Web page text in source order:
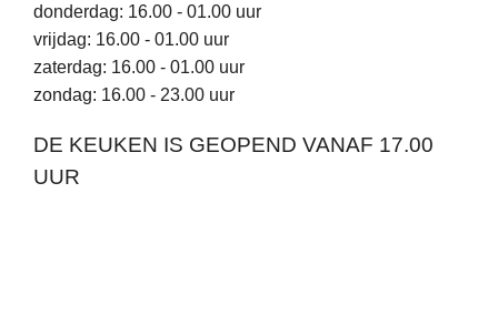
donderdag: 16.00 - 01.00 uur
vrijdag: 16.00 - 01.00 uur
zaterdag: 16.00 - 01.00 uur
zondag: 16.00 - 23.00 uur
DE KEUKEN IS GEOPEND VANAF 17.00
UUR